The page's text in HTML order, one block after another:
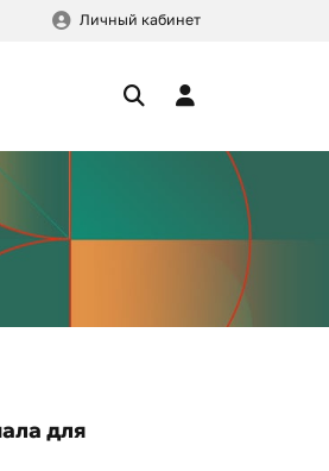
Личный кабинет
для